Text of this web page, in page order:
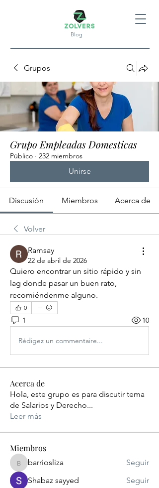
Blog
Grupos
Grupo Empleadas Domesticas
Público · 232 miembros
Unirse
Discusión Miembros Acerca de
Volver
Ramsay
22 de abril de 2026
Quiero encontrar un sitio rápido y sin
lag donde pasar un buen rato,
recomiéndenme alguno.
0
1 10
Rédigez un commentaire...
Acerca de
Hola, este grupo es para discutir tema
de Salarios y Derecho...
Leer más
Miembros
barriosliza
barriosliza
Seguir
Shabaz sayyed
Seguir